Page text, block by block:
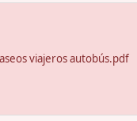
viajeros autobús.pdf